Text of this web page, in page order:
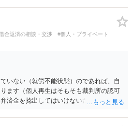
金返済の相談・交渉 #個人・プライベート
いない（就労不能状態）のであれば、自
ます（個人再生はそもそも裁判所の認可
済金を捻出してはいけないため任意整理
裁判所の予納金等も法テラスが援助して